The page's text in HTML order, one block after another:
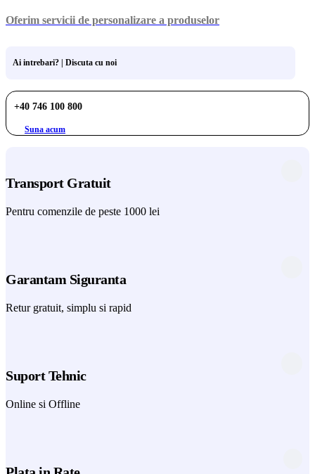
Oferim servicii de personalizare a produselor
Ai intrebari? | Discuta cu noi
+40 746 100 800
Suna acum
Transport Gratuit
Pentru comenzile de peste 1000 lei
Garantam Siguranta
Retur gratuit, simplu si rapid
Suport Tehnic
Online si Offline